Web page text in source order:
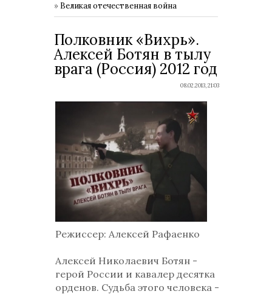
» Великая отечественная война
Полковник «Вихрь».
Алексей Ботян в тылу
врага (Россия) 2012 год
08.02.2013, 21:03
Режиссер: Алексей Рафаенко
Алексей Николаевич Ботян -
герой России и кавалер десятка
орденов. Судьба этого человека -